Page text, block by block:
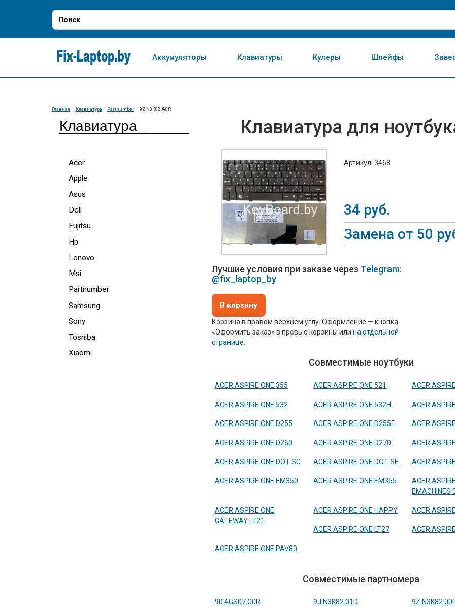
Аккумуляторы Клавиатуры Кулеры Шлейфы
Главная Клавиатура Partnumber 9Z.N3K82.A0R
Клавиатура
Acer
Apple
Asus
Dell
Fujitsu
Hp
Lenovo
Msi
Partnumber
Samsung
Sony
Toshiba
Xiaomi
Клавиатура для
Артикул: 3468
34 руб.
Замена от 50
Лучшие условия при заказе через Telegram:
@fix_laptop_by
В корзину
Корзина в правом верхнем углу. Оформление — кнопка
«Оформить заказ» в превью корзины или на отдельной
странице
Совместимые ноутбуки
ACER ASPIRE ONE 355 ACER ASPIRE ONE 521 ACER
ACER ASPIRE ONE 532 ACER ASPIRE ONE 532H ACER
ACER ASPIRE ONE D255 ACER ASPIRE ONE D255E ACER
ACER ASPIRE ONE D260 ACER ASPIRE ONE D270 ACER
ACER ASPIRE ONE DOT SC ACER ASPIRE ONE DOT SE ACER
ACER ASPIRE ONE EM350 ACER ASPIRE ONE EM355
ACER
EMACHINES
ACER ASPIRE ONE
GATEWAY LT21
ACER ASPIRE ONE HAPPY ACER
ACER ASPIRE ONE LT27 ACER
ACER ASPIRE ONE PAV80
Совместимые партномера
90.4GS07.C0R 9J.N3K82.01D